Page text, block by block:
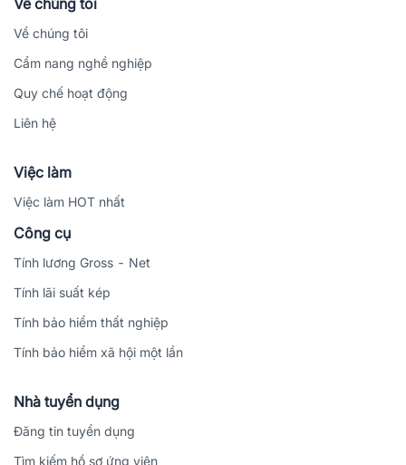
Về chúng tôi
Cẩm nang nghề nghiệp
Quy chế hoạt động
Liên hệ
Việc làm
Việc làm HOT nhất
Công cụ
Tính lương Gross - Net
Tính lãi suất kép
Tính bảo hiểm thất nghiệp
Tính bảo hiểm xã hội một lần
Nhà tuyển dụng
Đăng tin tuyển dụng
Tìm kiếm hồ sơ ứng viên